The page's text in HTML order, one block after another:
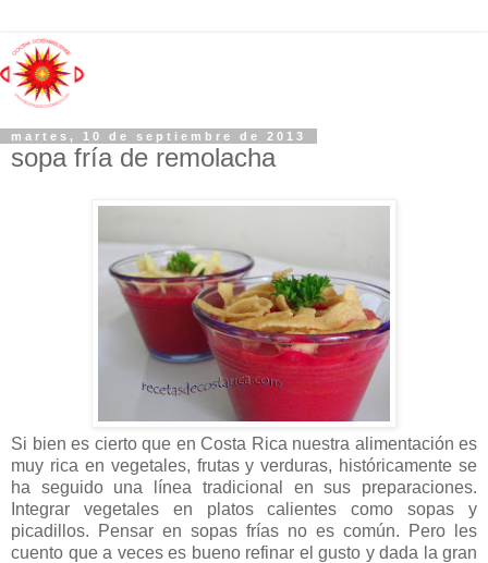
martes, 10 de septiembre de 2013
sopa fría de remolacha
Si bien es cierto que en Costa Rica nuestra alimentación es
muy rica en vegetales, frutas y verduras, históricamente se
ha seguido una línea tradicional en sus preparaciones.
Integrar vegetales en platos calientes como sopas y
picadillos. Pensar en sopas frías no es común. Pero les
cuento que a veces es bueno refinar el gusto y dada la gran